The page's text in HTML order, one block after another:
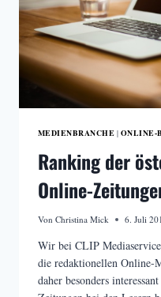
MEDIENBRANCHE | ONLINE-
Ranking der
Online-
Von Christina Mick 6. Juli
Wir bei CLIP
die redaktionellen Online-
daher besonders